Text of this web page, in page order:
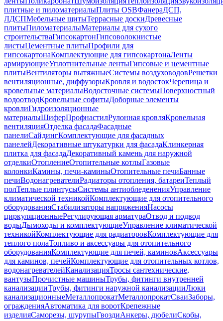
плитные и пиломатериалыПлиты OSBФанераДСП,
ЛДСПМебельные щитыТеррасные доскиДревесные
плитыПиломатериалыМатериалы для сухого
строительстваГипсокартонГипсоволокнистые
листыЦементные плитыПрофили для
гипсокартонаКомплектующие для гипсокартонаЛенты
армирующиеУплотнительные лентыГипсовые и цементные
плитыВентиляторы вытяжныеСистемы воздуховодовРешетки
вентиляционные, диффузорыКровля и водостокЧерепица и
кровельные материалыВодосточные системыПоверхностный
водоотводКровельные софитыДоборные элементы
кровлиГидроизоляционные
материалыШиферПрофнастилРулонная кровляКровельная
вентиляцияОтделка фасадаФасадные
панелиСайдингКомплектующие для фасадных
панелейДекоративные штукатурки для фасадаКлинкерная
плитка для фасадаДекоративный камень для наружной
отделкиОтоплениеОтопительные котлыГазовые
колонкиКамины, печи-каминыОтопительные печиБанные
печиВодонагревателиРадиаторы отопления, батареиТеплый
полТеплые плинтусыСистемы антиобледененияУправление
климатической техникойКомплектующие для отопительного
оборудованияСтабилизаторы напряженияНасосы
циркуляционныеРегулирующая арматураОтвод и подвод
водыДымоходы и комплектующиеУправление климатической
техникойКомплектующие для радиаторовКомплектующие для
теплого полаТопливо и аксессуары для отопительного
оборудованияКомплектующие для печей, каминовАксессуары
для каминов, печейКомплектующие для отопительных котлов,
водонагревателейКанализацияТросы сантехнические,
вантузыПрочистные машиныТрубы, фитинги внутренней
канализацииТрубы, фитинги наружной канализацииЛюки
канализационныеМеталлопрокатМеталлопрокатСваиЗаборы,
огражденияАвтоматика для воротКрепежные
изделияСаморезы, шурупыГвоздиАнкеры, дюбелиСкобы,